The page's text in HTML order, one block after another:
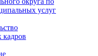
услуг
кадров